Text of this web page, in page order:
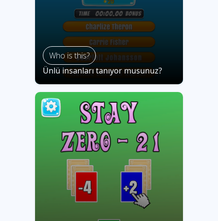
Who is this?
Ünlü insanları tanıyor musunuz?